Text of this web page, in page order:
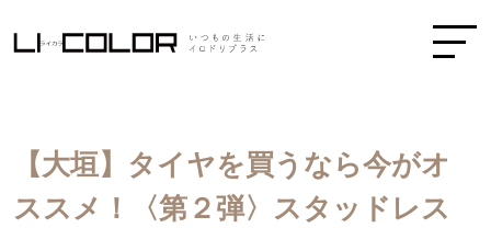
【大垣】タイヤを買うなら今がオ
ススメ！〈第２弾〉スタッドレス